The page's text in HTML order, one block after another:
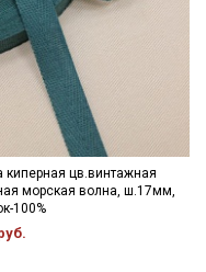
киперная цв.винтажная
морская волна, ш.17мм,
100%